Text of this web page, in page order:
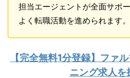
担当エージェントが全面サポ
よく転職活動を進められます。
【完全無料1分登録】ファ
ニング求人を